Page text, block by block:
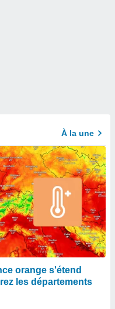
À la une
orange s'étend
les départements